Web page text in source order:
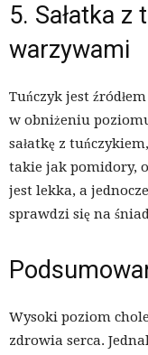
5. Sałatka z
warzywami
Tuńczyk jest
w obniżeniu
sałatkę z
takie jak pomidory,
jest lekka, a
sprawdzi się na
Wysoki poziom
zdrowia serca.